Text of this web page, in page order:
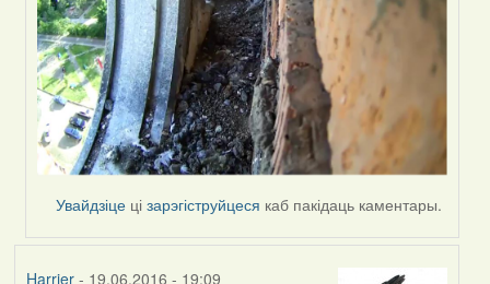
Увайдзіце цізарэгіструйцеся каб пакідаць каментары.
Harrier- 19.06.2016 - 19:09